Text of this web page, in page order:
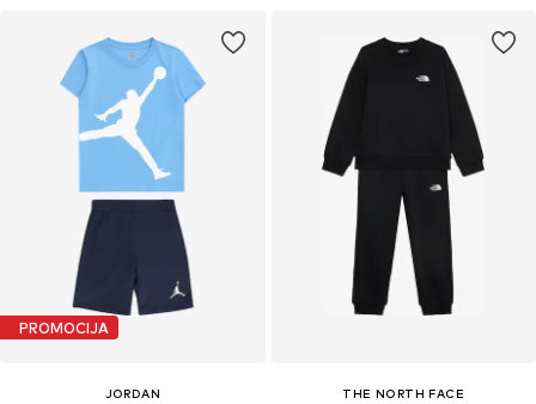
PROMOCIJA
JORDAN THE NORTH FACE